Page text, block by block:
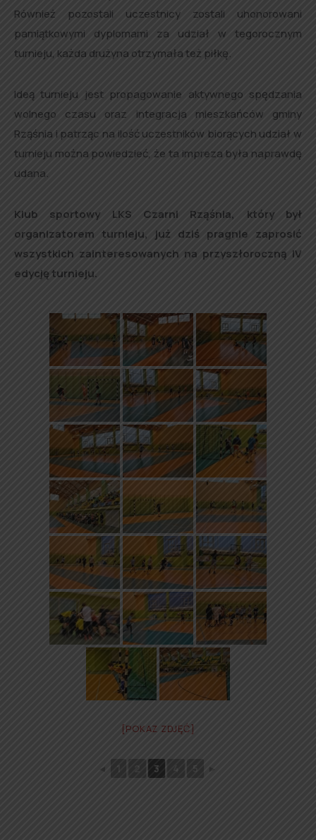
Również pozostali uczestnicy zostali uhonorowani
pamiątkowymi dyplomami za udział w tegorocznym
turnieju, każda drużyna otrzymała też piłkę.
Ideą turnieju jest propagowanie aktywnego spędzania
wolnego czasu oraz integracja mieszkańców gminy
Rząśnia i patrząc na ilość uczestników biorących udział w
turnieju można powiedzieć, że ta impreza była naprawdę
udana.
Klub sportowy LKS Czarni Rząśnia, który był
organizatorem turnieju, już dziś pragnie zaprosić
wszystkich zainteresowanych na przyszłoroczną IV
edycję turnieju.
[POKAZ ZDJĘĆ]
◄ 1 2 3 4 5 ►